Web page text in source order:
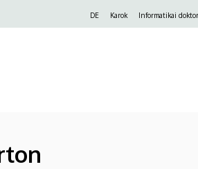
DE Karok Informatikai